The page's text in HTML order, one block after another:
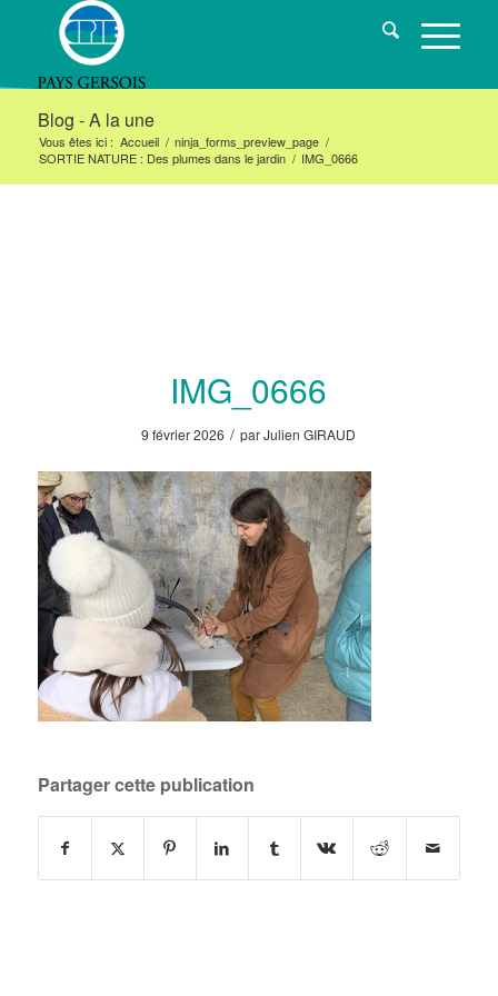
Blog - A la une
Vous êtes ici : Accueil / ninja_forms_preview_page /
SORTIE NATURE : Des plumes dans le jardin / IMG_0666
IMG_0666
9 février 2026 / parJulien GIRAUD
Partager cette publication